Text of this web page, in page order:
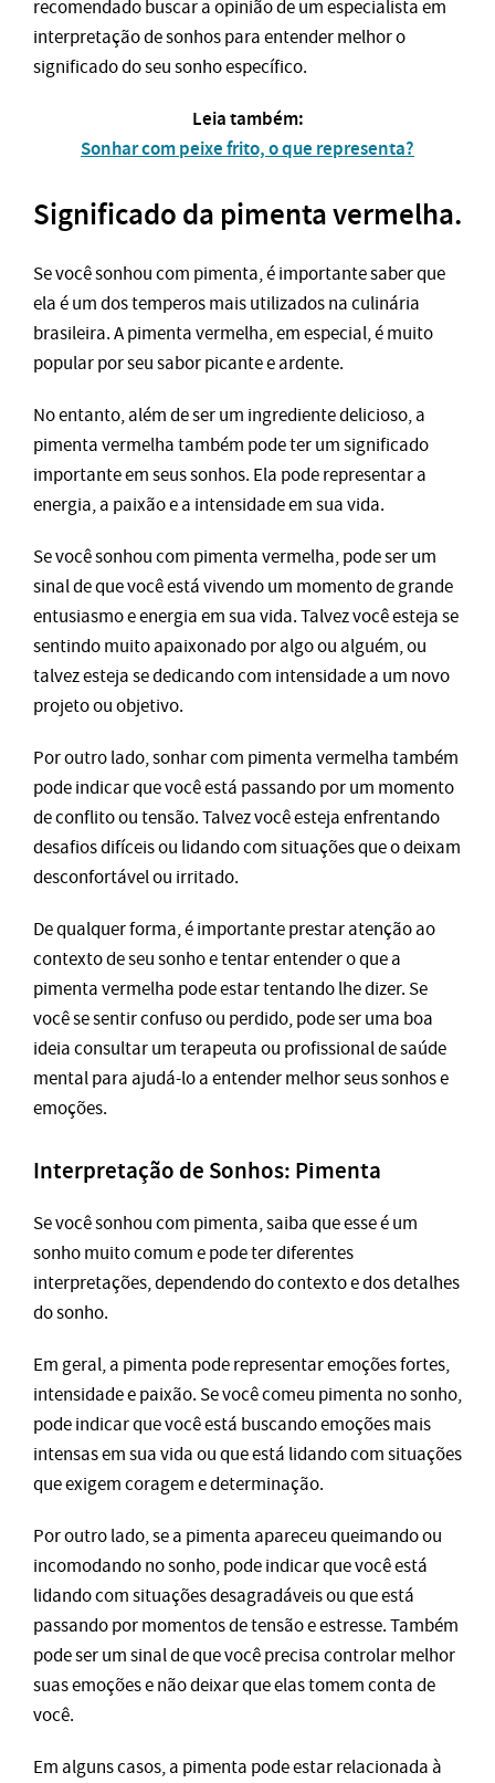
recomendado buscar a opinião de um especialista em
interpretação de sonhos para entender melhor o
significado do seu sonho específico.
Leia também:
Sonhar com peixe frito, o que representa?
Significado da pimenta vermelha.
Se você sonhou com pimenta, é importante saber que
ela é um dos temperos mais utilizados na culinária
brasileira. A pimenta vermelha, em especial, é muito
popular por seu sabor picante e ardente.
No entanto, além de ser um ingrediente delicioso, a
pimenta vermelha também pode ter um significado
importante em seus sonhos. Ela pode representar a
energia, a paixão e a intensidade em sua vida.
Se você sonhou com pimenta vermelha, pode ser um
sinal de que você está vivendo um momento de grande
entusiasmo e energia em sua vida. Talvez você esteja se
sentindo muito apaixonado por algo ou alguém, ou
talvez esteja se dedicando com intensidade a um novo
projeto ou objetivo.
Por outro lado, sonhar com pimenta vermelha também
pode indicar que você está passando por um momento
de conflito ou tensão. Talvez você esteja enfrentando
desafios difíceis ou lidando com situações que o deixam
desconfortável ou irritado.
De qualquer forma, é importante prestar atenção ao
contexto de seu sonho e tentar entender o que a
pimenta vermelha pode estar tentando lhe dizer. Se
você se sentir confuso ou perdido, pode ser uma boa
ideia consultar um terapeuta ou profissional de saúde
mental para ajudá-lo a entender melhor seus sonhos e
emoções.
Interpretação de Sonhos: Pimenta
Se você sonhou com pimenta, saiba que esse é um
sonho muito comum e pode ter diferentes
interpretações, dependendo do contexto e dos detalhes
do sonho.
Em geral, a pimenta pode representar emoções fortes,
intensidade e paixão. Se você comeu pimenta no sonho,
pode indicar que você está buscando emoções mais
intensas em sua vida ou que está lidando com situações
que exigem coragem e determinação.
Por outro lado, se a pimenta apareceu queimando ou
incomodando no sonho, pode indicar que você está
lidando com situações desagradáveis ou que está
passando por momentos de tensão e estresse. Também
pode ser um sinal de que você precisa controlar melhor
suas emoções e não deixar que elas tomem conta de
você.
Em alguns casos, a pimenta pode estar relacionada à